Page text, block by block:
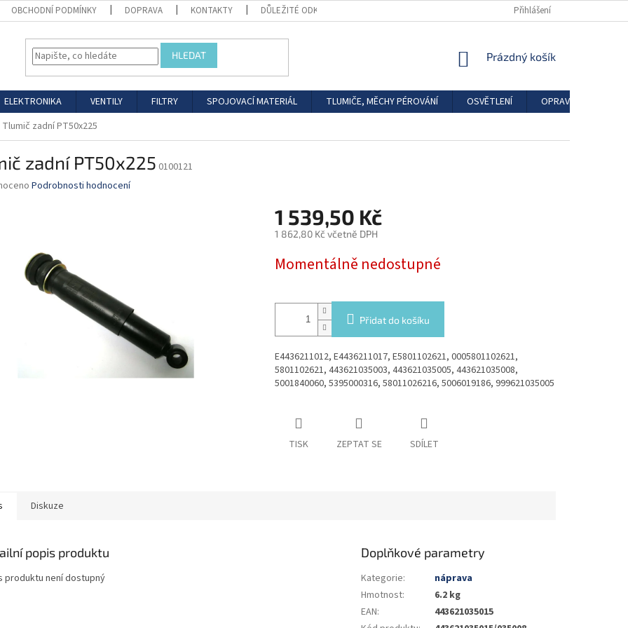
OBCHODNÍ PODMÍNKY DOPRAVA KONTAKTY DŮLEŽITÉ ODKAZY Přihlášení
HLEDAT
NÁKUPNÍ
Prázdný košík
ELEKTRONIKA VENTILY FILTRY SPOJOVACÍ MATERIÁL TLUMIČE, MĚCHY PÉROVÁNÍ OSVĚTLENÍ
OPRAVÁRENSKÉ
Tlumič zadní PT50x225
zadní PT50x225 0100121
Podrobnosti hodnocení
1 539,50 Kč
1 862,80 Kč včetně DPH
cena:
Momentálně nedostupné
Přidat do košíku
E4436211012, E4436211017, E5801102621, 0005801102621,
5801102621, 443621035003, 443621035005, 443621035008,
5001840060, 5395000316, 58011026216, 5006019186, 999621035005
TISK ZEPTAT SE SDÍLET
Diskuze
popis produktu
produktu není dostupný
Doplňkové parametry
Kategorie:
náprava
Hmotnost:
6.2 kg
EAN:
443621035015